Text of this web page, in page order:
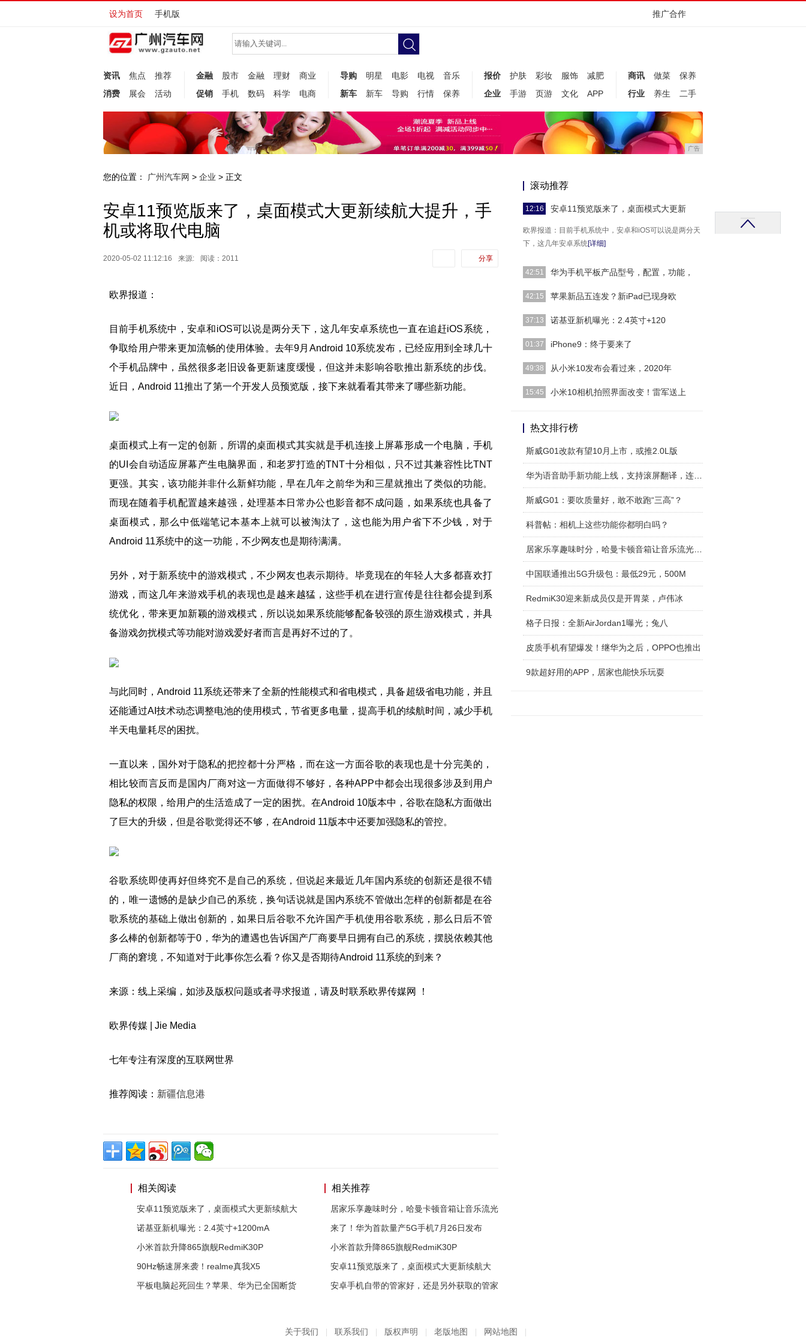
设为首页 手机版 推广合作
资讯 焦点
推荐
消费
展会 活动
金融 股市 金融 理财
商业
促销
手机 数码 科学 电商
导购 明星 电影 电视
音乐
新车
新车 导购 行情 保养
报价 护肤 彩妆 服饰
减肥
企业
手游 页游 文化 APP
商讯 做菜
保养
行业
养生 二手
广告
您的位置： 广州汽车网 > 企业 > 正文
安卓11预览版来了，桌面模式大更新续航大提升，手
机或将取代电脑
2020-05-02 11:12:16 来源: 阅读：2011 分享
欧界报道：
目前手机系统中，安卓和iOS可以说是两分天下，这几年安卓系统也一直在追赶iOS系统，
争取给用户带来更加流畅的使用体验。去年9月Android 10系统发布，已经应用到全球几十
个手机品牌中，虽然很多老旧设备更新速度缓慢，但这并未影响谷歌推出新系统的步伐。
近日，Android 11推出了第一个开发人员预览版，接下来就看看其带来了哪些新功能。
桌面模式上有一定的创新，所谓的桌面模式其实就是手机连接上屏幕形成一个电脑，手机
的UI会自动适应屏幕产生电脑界面，和老罗打造的TNT十分相似，只不过其兼容性比TNT
更强。其实，该功能并非什么新鲜功能，早在几年之前华为和三星就推出了类似的功能。
而现在随着手机配置越来越强，处理基本日常办公也影音都不成问题，如果系统也具备了
桌面模式，那么中低端笔记本基本上就可以被淘汰了，这也能为用户省下不少钱，对于
Android 11系统中的这一功能，不少网友也是期待满满。
另外，对于新系统中的游戏模式，不少网友也表示期待。毕竟现在的年轻人大多都喜欢打
游戏，而这几年来游戏手机的表现也是越来越猛，这些手机在进行宣传是往往都会提到系
统优化，带来更加新颖的游戏模式，所以说如果系统能够配备较强的原生游戏模式，并具
备游戏勿扰模式等功能对游戏爱好者而言是再好不过的了。
与此同时，Android 11系统还带来了全新的性能模式和省电模式，具备超级省电功能，并且
还能通过AI技术动态调整电池的使用模式，节省更多电量，提高手机的续航时间，减少手机
半天电量耗尽的困扰。
一直以来，国外对于隐私的把控都十分严格，而在这一方面谷歌的表现也是十分完美的，
相比较而言反而是国内厂商对这一方面做得不够好，各种APP中都会出现很多涉及到用户
隐私的权限，给用户的生活造成了一定的困扰。在Android 10版本中，谷歌在隐私方面做出
了巨大的升级，但是谷歌觉得还不够，在Android 11版本中还要加强隐私的管控。
谷歌系统即使再好但终究不是自己的系统，但说起来最近几年国内系统的创新还是很不错
的，唯一遗憾的是缺少自己的系统，换句话说就是国内系统不管做出怎样的创新都是在谷
歌系统的基础上做出创新的，如果日后谷歌不允许国产手机使用谷歌系统，那么日后不管
多么棒的创新都等于0，华为的遭遇也告诉国产厂商要早日拥有自己的系统，摆脱依赖其他
厂商的窘境，不知道对于此事你怎么看？你又是否期待Android 11系统的到来？
来源：线上采编，如涉及版权问题或者寻求报道，请及时联系欧界传媒网 ！
欧界传媒 | Jie Media
七年专注有深度的互联网世界
推荐阅读： 新疆信息港
相关阅读
安卓11预览版来了，桌面模式大更新续航大
诺基亚新机曝光：2.4英寸+1200mA
小米首款升降865旗舰RedmiK30P
90Hz畅速屏来袭！realme真我X5
平板电脑起死回生？苹果、华为已全国断货
相关推荐
居家乐享趣味时分，哈曼卡顿音箱让音乐流光
来了！华为首款量产5G手机7月26日发布
小米首款升降865旗舰RedmiK30P
安卓11预览版来了，桌面模式大更新续航大
安卓手机自带的管家好，还是另外获取的管家
滚动推荐
12:16 安卓11预览版来了，桌面模式大更新
欧界报道：目前手机系统中，安卓和iOS可以说是两分天
下，这几年安卓系统[详细]
42:51 华为手机平板产品型号，配置，功能，
大家好我是东城阿豪，从业手机通讯行业10年，从按键
42:15 苹果新品五连发？新iPad已现身欧
随着时间越来越近，距离苹果春季发布会的日期仅剩不到
37:13 诺基亚新机曝光：2.4英寸+120
2月17日消息，据GSMArena报道，诺基亚原计划在
01:37 iPhone9：终于要来了
从2月份开始，智能手机各家厂商的新机一个接着一个到
49:38 从小米10发布会看过来，2020年
TASTER有趣|网络发布会2020年，如何开一场好的手机
15:45 小米10相机拍照界面改变！雷军送上
就因为疯狂的堆料，受
热文排行榜
斯威G01改款有望10月上市，或推2.0L版
斯威G01：要吹质量好，敢不敢跑“三高”？
科普帖：相机上这些功能你都明白吗？
中国联通推出5G升级包：最低29元，500M
RedmiK30迎来新成员仅是开胃菜，卢伟冰
格子日报：全新AirJordan1曝光；兔八
皮质手机有望爆发！继华为之后，OPPO也推出
9款超好用的APP，居家也能快乐玩耍
关于我们 联系我们 版权声明 老版地图 网站地图